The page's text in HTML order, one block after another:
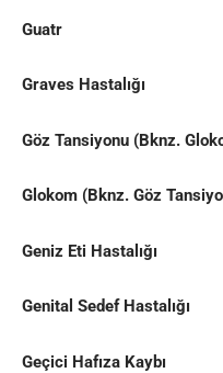
Guatr
Graves Hastalığı
Göz Tansiyonu (Bknz.
Glokom (Bknz. Göz
Geniz Eti Hastalığı
Genital Sedef Hastalığı
Geçici Hafıza Kaybı